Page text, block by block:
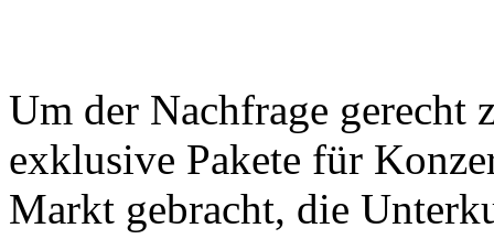
Um der Nachfrage gerecht
exklusive Pakete für
Markt gebracht, die